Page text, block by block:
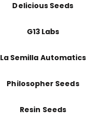
Delicious Seeds
G13 Labs
La Semilla Automatics
Philosopher Seeds
Resin Seeds